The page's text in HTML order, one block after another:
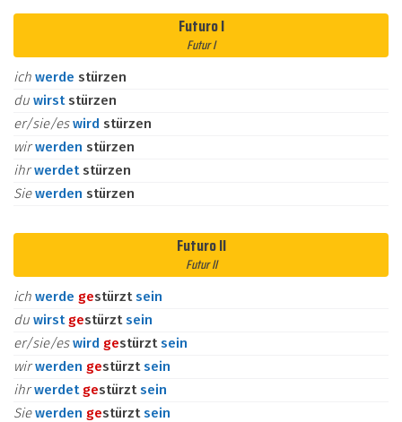
Futuro I
Futur I
ich werde stürzen
du wirst stürzen
er/sie/eswird stürzen
wirwerden stürzen
ihrwerdet stürzen
Siewerden stürzen
Futuro II
Futur II
ich werde gestürztsein
du wirst gestürztsein
er/sie/eswird gestürztsein
wirwerden gestürztsein
ihrwerdet gestürztsein
Siewerden gestürztsein